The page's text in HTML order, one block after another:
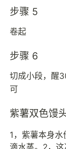
步骤 5
卷起
步骤 6
切成小段，醒
可
紫薯双色馒
1，紫薯本身
滴水蒸。2，